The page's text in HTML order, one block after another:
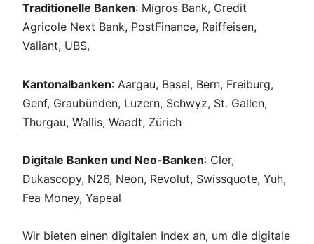
Traditionelle Banken: Migros Bank, Credit
Agricole Next Bank, PostFinance, Raiffeisen,
Valiant, UBS,
Kantonalbanken: Aargau, Basel, Bern, Freiburg,
Genf, Graubünden, Luzern, Schwyz, St. Gallen,
Thurgau, Wallis, Waadt, Zürich
Digitale Banken und Neo-Banken: Cler,
Dukascopy, N26, Neon, Revolut, Swissquote, Yuh,
Fea Money, Yapeal
Wir bieten einen digitalen Index an, um die digitale